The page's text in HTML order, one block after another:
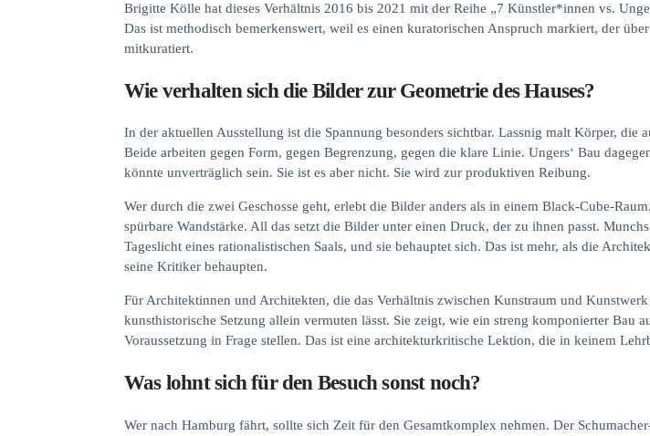
Brigitte Kölle hat dieses Verhältnis 2016 bis 2021 mit der Reihe „7 Künstler*innen vs.
Das ist methodisch bemerkenswert, weil es einen kuratorischen Anspruch markiert, der
mitkuratiert.
Wie verhalten sich die Bilder zur Geometrie des Hauses?
In der aktuellen Ausstellung ist die Spannung besonders sichtbar. Lassnig malt Körper, die
Beide arbeiten gegen Form, gegen Begrenzung, gegen die klare Linie. Ungers‘ Bau
könnte unverträglich sein. Sie ist es aber nicht. Sie wird zur produktiven Reibung.
Wer durch die zwei Geschosse geht, erlebt die Bilder anders als in einem Black-Cube-
spürbare Wandstärke. All das setzt die Bilder unter einen Druck, der zu ihnen passt.
Tageslicht eines rationalistischen Saals, und sie behauptet sich. Das ist mehr, als die
seine Kritiker behaupten.
Für Architektinnen und Architekten, die das Verhältnis zwischen Kunstraum und
kunsthistorische Setzung allein vermuten lässt. Sie zeigt, wie ein streng komponierter Bau
Voraussetzung in Frage stellen. Das ist eine architekturkritische Lektion, die in keinem
Was lohnt sich für den Besuch sonst noch?
Wer nach Hamburg fährt, sollte sich Zeit für den Gesamtkomplex nehmen. Der